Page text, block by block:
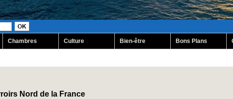
Chambres Culture Bien-être Bons Plans
Nord de la France